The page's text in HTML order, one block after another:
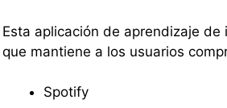
Esta aplicación de aprendizaje
que mantiene a los usuarios
Spotify